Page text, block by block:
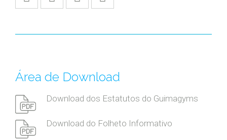
Área de Download
Download dos Estatutos do Guimagyms
Download do Folheto Informativo